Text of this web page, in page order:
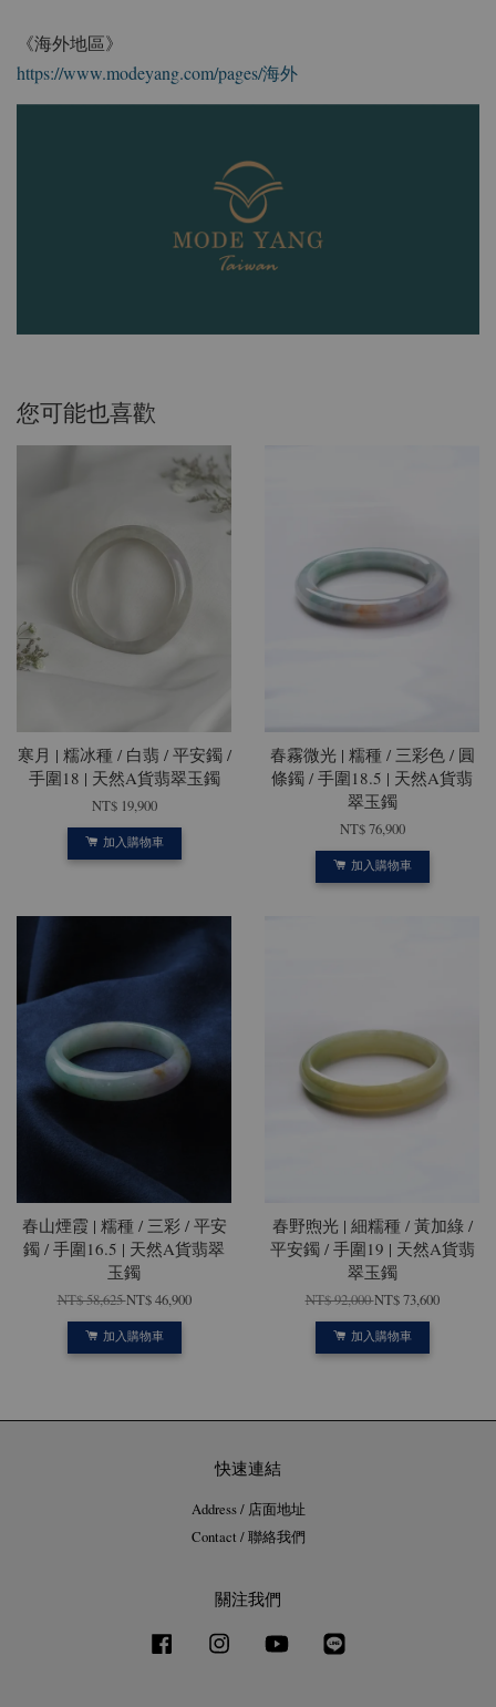
《海外地區》
https://www.modeyang.com/pages/海外
您可能也喜歡
寒月 | 糯冰種 / 白翡 / 平安鐲 /
手圍18 | 天然A貨翡翠玉鐲
NT$ 19,900
加入購物車
春霧微光 | 糯種 / 三彩色 / 圓
條鐲 / 手圍18.5 | 天然A貨翡
翠玉鐲
NT$ 76,900
加入購物車
春山煙霞 | 糯種 / 三彩 / 平安
鐲 / 手圍16.5 | 天然A貨翡翠
玉鐲
NT$ 58,625NT$ 46,900
加入購物車
春野煦光 | 細糯種 / 黃加綠 /
平安鐲 / 手圍19 | 天然A貨翡
翠玉鐲
NT$ 92,000NT$ 73,600
加入購物車
快速連結
Address / 店面地址
Contact / 聯絡我們
關注我們
Facebook Instagram YouTube